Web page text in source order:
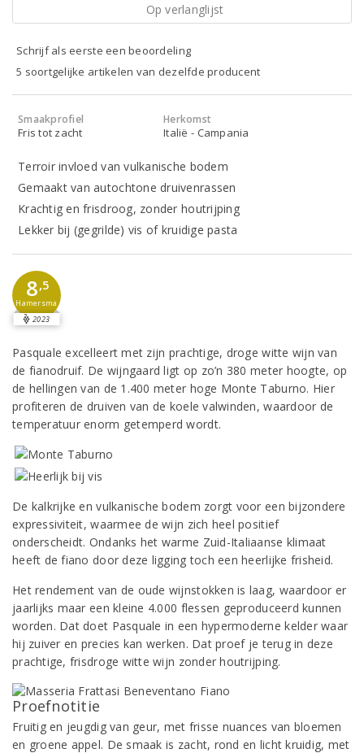
Op verlanglijst
Schrijf als eerste een beoordeling
5 soortgelijke artikelen van dezelfde producent
Smaakprofiel
Fris tot zacht
Herkomst
Italië - Campania
Terroir invloed van vulkanische bodem
Gemaakt van autochtone druivenrassen
Krachtig en frisdroog, zonder houtrijping
Lekker bij (gegrilde) vis of kruidige pasta
8,5
Hamersma
2023
Pasquale excelleert met zijn prachtige, droge witte wijn van
de fianodruif. De wijngaard ligt op zo’n 380 meter hoogte, op
de hellingen van de 1.400 meter hoge Monte Taburno. Hier
profiteren de druiven van de koele valwinden, waardoor de
temperatuur enorm getemperd wordt.
De kalkrijke en vulkanische bodem zorgt voor een bijzondere
expressiviteit, waarmee de wijn zich heel positief
onderscheidt. Ondanks het warme Zuid-Italiaanse klimaat
heeft de fiano door deze ligging toch een heerlijke frisheid.
Het rendement van de oude wijnstokken is laag, waardoor er
jaarlijks maar een kleine 4.000 flessen geproduceerd kunnen
worden. Dat doet Pasquale in een hypermoderne kelder waar
hij zuiver en precies kan werken. Dat proef je terug in deze
prachtige, frisdroge witte wijn zonder houtrijping.
Proefnotitie
Fruitig en jeugdig van geur, met frisse nuances van bloemen
en groene appel. De smaak is zacht, rond en licht kruidig, met